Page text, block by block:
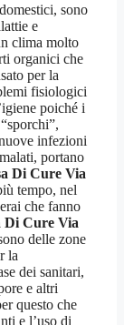
sono
e
clima molto
organici che
per la
fisiologici
poiché i
infezioni
portano
Di Cure Via
tempo, nel
che fanno
Di Cure Via
delle zone
la
dei sanitari,
e altri
questo che
e l’uso di